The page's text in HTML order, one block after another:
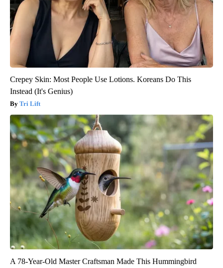
Crepey Skin: Most People Use Lotions. Koreans Do This
Instead (It's Genius)
Tri Lift
A 78-Year-Old Master Craftsman Made This Hummingbird